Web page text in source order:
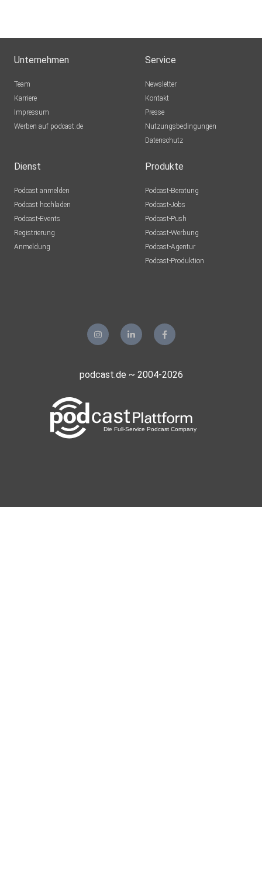
Unternehmen
Team
Karriere
Impressum
Werben auf podcast.de
Service
Newsletter
Kontakt
Presse
Nutzungsbedingungen
Datenschutz
Dienst
Podcast anmelden
Podcast hochladen
Podcast-Events
Registrierung
Anmeldung
Produkte
Podcast-Beratung
Podcast-Jobs
Podcast-Push
Podcast-Werbung
Podcast-Agentur
Podcast-Produktion
podcast.de ~ 2004-2026